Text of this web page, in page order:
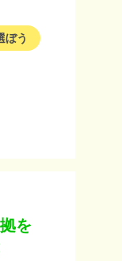
ぼう
を